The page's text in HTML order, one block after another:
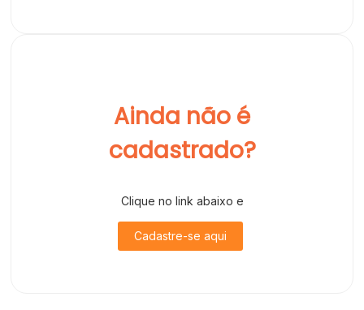
Ainda não é
cadastrado?
Clique no link abaixo e
Cadastre-se aqui